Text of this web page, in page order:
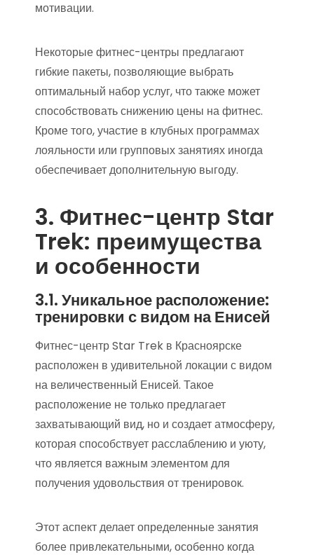
мотивации.
Некоторые фитнес-центры предлагают
гибкие пакеты, позволяющие выбрать
оптимальный набор услуг, что также может
способствовать снижению цены на фитнес.
Кроме того, участие в клубных программах
лояльности или групповых занятиях иногда
обеспечивает дополнительную выгоду.
3. Фитнес-центр Star
Trek: преимущества
и особенности
3.1. Уникальное расположение:
тренировки с видом на Енисей
Фитнес-центр Star Trek в Красноярске
расположен в удивительной локации с видом
на величественный Енисей. Такое
расположение не только предлагает
захватывающий вид, но и создает атмосферу,
которая способствует расслаблению и уюту,
что является важным элементом для
получения удовольствия от тренировок.
Этот аспект делает определенные занятия
более привлекательными, особенно когда